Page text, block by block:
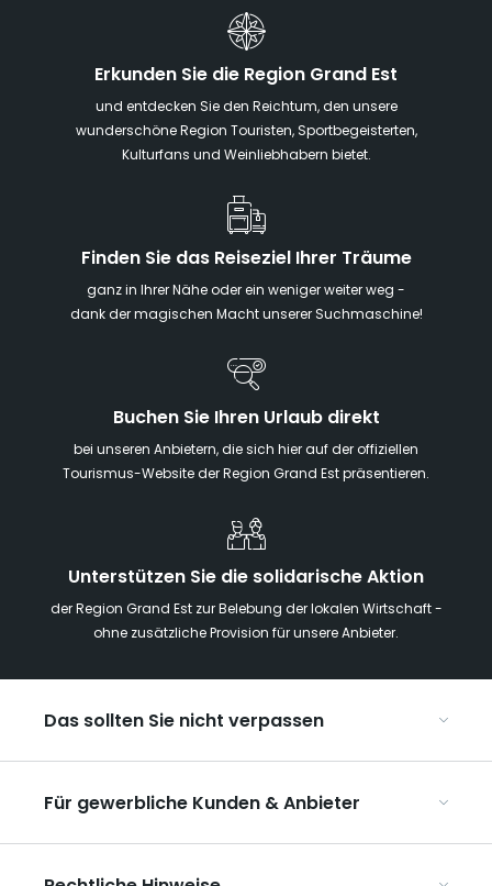
Erkunden Sie die Region Grand Est
und entdecken Sie den Reichtum, den unsere
wunderschöne Region Touristen, Sportbegeisterten,
Kulturfans und Weinliebhabern bietet.
Finden Sie das Reiseziel Ihrer Träume
ganz in Ihrer Nähe oder ein weniger weiter weg -
dank der magischen Macht unserer Suchmaschine!
Buchen Sie Ihren Urlaub direkt
bei unseren Anbietern, die sich hier auf der offiziellen
Tourismus-Website der Region Grand Est präsentieren.
Unterstützen Sie die solidarische Aktion
der Region Grand Est zur Belebung der lokalen Wirtschaft -
ohne zusätzliche Provision für unsere Anbieter.
Das sollten Sie nicht verpassen
Die Weihnachtsmärkte im Grand Est
Ribeauvillé, zwischen Weinbergen und Bergen
Unsere UNESCO-Welterbestätten
Für gewerbliche Kunden & Anbieter